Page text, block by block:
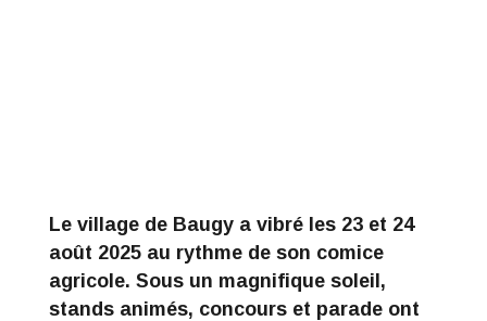
Le village de Baugy a vibré les 23 et 24
août 2025 au rythme de son comice
agricole. Sous un magnifique soleil,
stands animés, concours et parade ont